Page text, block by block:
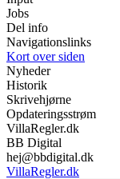
Jobs
Del info
Navigationslinks
Kort over siden
Nyheder
Historik
Skrivehjørne
Opdateringsstrøm
VillaRegler.dk
BB Digital
hej@bbdigital.dk
VillaRegler.dk